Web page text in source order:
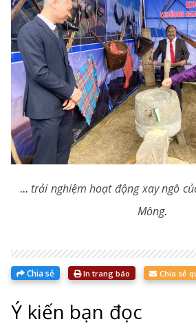
... trải nghiệm hoạt động xay ngô
Mông.
Chia sẻ In trang báo Chia sẻ
Ý kiến bạn đọc